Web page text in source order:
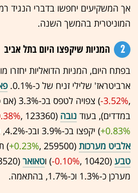
אך המשקיעים יחפשו בדברי הנגיד
המוניטרית בהמשך השנה.
2 המניות שיקפצו היום בתל אביב
בפתח היום, המניות הדואליות יחזרו
ארביטראז' שלילי זניח של כ-0.1%.
,‎
-3.52%
‏) צפויה
במדדים), בעוד נובה (123360 ,‎
+0.83%‏) יקפצו בכ-3.9% ובכ-4.2%, בהתאמה. מנגד,
אלביט מערכות (259500 ,‎
+0.23%
‏)
טבע (10420 ,‎
-0.10%‏) וטאואר (63520 ,‎
מערכן כ-1.3% וכ-1.7%, בהתאמה.